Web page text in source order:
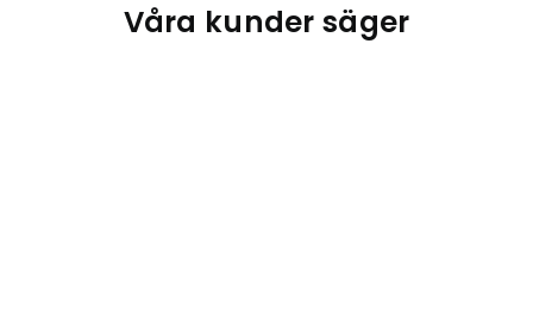
Våra kunder säger